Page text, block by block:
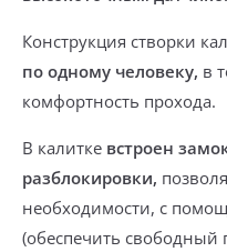
Конструкция створки
по одному человеку, в
комфортность прохода.
В калитке встроен
разблокировки,
необходимости, с
(обеспечить